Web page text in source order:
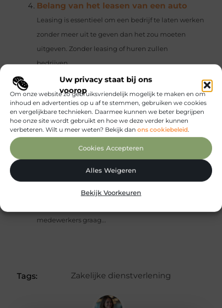
Uw privacy staat bij ons
voorop
Om onze website zo gebruiksvriendelijk mogelijk te maken en om
inhoud en advertenties op u af te stemmen, gebruiken we cookies
en vergelijkbare technieken. Daarmee kunnen we beter begrijpen
hoe onze site wordt gebruikt en hoe we deze verder kunnen
verbeteren. Wilt u meer weten? Bekijk dan ons cookiebeleid.
Cookies Accepteren
Alles Weigeren
Bekijk Voorkeuren
Belang van het leasen van een auto
Leasing is essentieel om een ​​bedrijf te laten werken
zonder meer uit te geven dan het zou moeten
uitgeven. Zonder leasing of huren zullen
bedrijven...
Google ADS uitbesteden? Ontvang
gratis en vrijblijvend een offerte! Google
ADS uitbesteden? Ontvang gratis en vrijblijvend
een offerte! Het is als website belangrijk om verder
te blijven groeien. Door verder te blijven groeien,
duurder wordt, is het ook voor bedrijven soms hoog
medewerkers graag...
Tags: Zakelijke dienstverlening